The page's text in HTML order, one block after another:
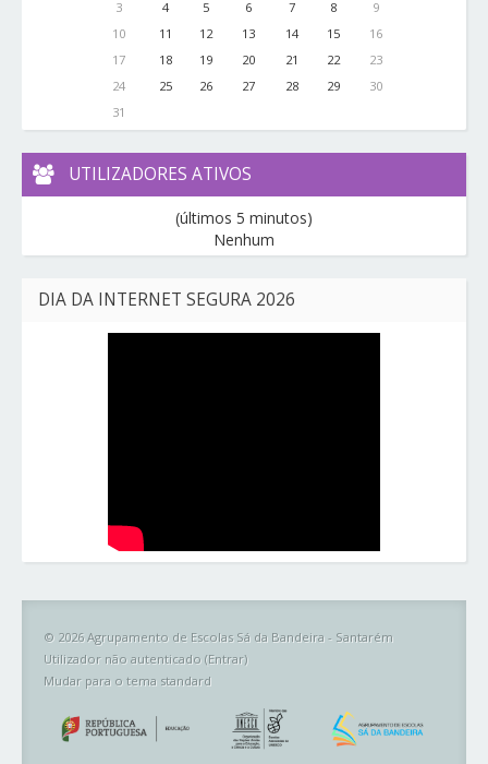
3
4 5 6 7 8
9
10
11 12 13 14 15
16
17
18 19 20 21 22
23
24
25 26 27 28 29
30
31
UTILIZADORES ATIVOS
(últimos 5 minutos)
Nenhum
DIA DA INTERNET SEGURA 2026
© 2026 Agrupamento de Escolas Sá da Bandeira - Santarém
Utilizador não autenticado (Entrar)
Mudar para o tema standard